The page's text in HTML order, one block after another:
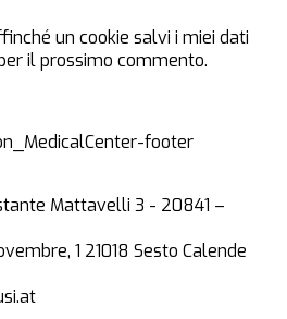
un cookie salvi i miei dati
il prossimo commento.
Mattavelli 3 - 20841 –
1 21018 Sesto Calende